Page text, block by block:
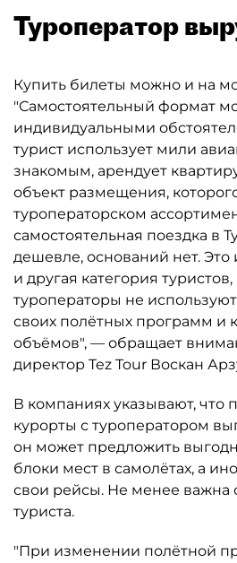
Туроператор
Купить билеты можно и на
"Самостоятельный формат
индивидуальными
турист использует мили
знакомым, арендует
объект размещения,
туроператорском
самостоятельная поездка в
дешевле, оснований нет.
и другая категория
туроператоры не
своих полётных программ и
объёмов", — обращает
директор Tez Tour Воскан
В компаниях указывают, что
курорты с туроператором
он может предложить
блоки мест в самолётах, а
свои рейсы. Не менее важна
туриста.
"При изменении полётной